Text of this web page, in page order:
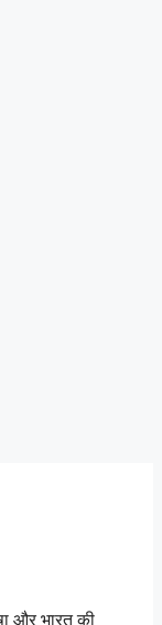
और भारत की